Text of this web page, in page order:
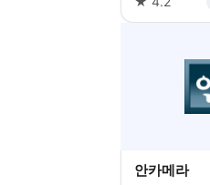
안카메라